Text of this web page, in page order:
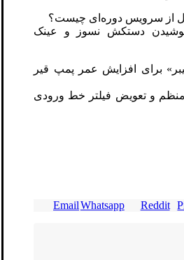
دستکش نسوز و عینک
برای افزایش عمر پمپ قیر
و تعویض فیلتر خط ورودی
Reddit
Whatsapp
Email